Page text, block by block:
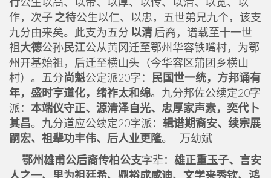
作，次子之待公生以仁、以忠，五世弟兄九个，该支
九分由来矣。此支为五分 以清后裔，谱载至十一世
祖大德公孙民江公从黄冈迁至鄂州华容铁嘴村，为鄂
州开基始祖，后迁至横山头（今华容区蒲团乡横山
村）。五分尚魁公定派20字：
民国世一统，方邦诵有
年，盛时亨道化，绪祚太和绵。九分邦佐公续定20字
派： 本端仪守正、源清泽自光、忠厚家声素，奕代卜
其昌。九分道应公续定20字派： 辑谱期裔安、续宗展
嗣宏、祖辈功丰伟、后人业更隆。 万幼斌
鄂州雄甫公后裔传柏公支字辈： 雄正重玉子、言安
人之一、里为祖廷希、鼎裕成咸迪、文学来秀钦、鸿